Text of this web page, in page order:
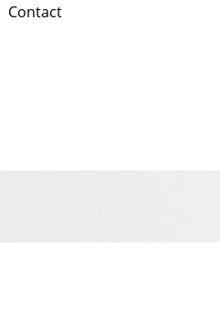
Contact